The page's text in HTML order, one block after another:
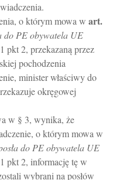
o którym mowa w art.
do PE obywatela UE
pkt 2, przekazaną przez
pochodzenia
minister właściwy do
okręgowej
w § 3, wynika, że
o którym mowa w
do PE obywatela UE
pkt 2, informację tę w
wybrani na posłów